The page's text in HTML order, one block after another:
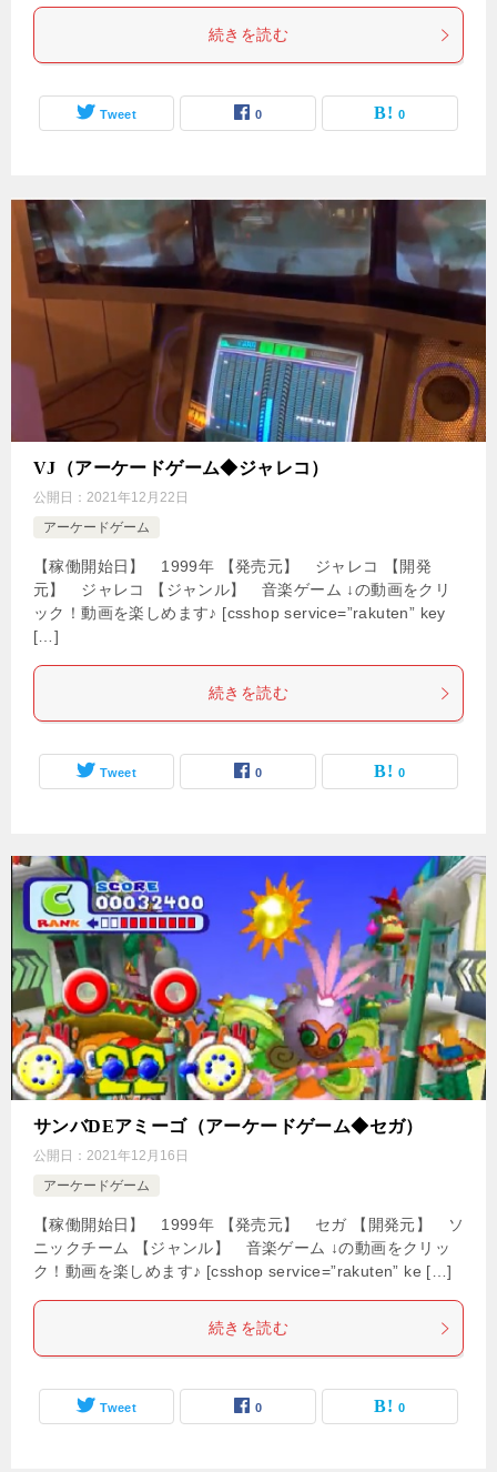
続きを読む
Tweet 0 0
VJ（アーケードゲーム◆ジャレコ）
公開日： 2021年12月22日
アーケードゲーム
【稼働開始日】 1999年 【発売元】 ジャレコ 【開発
元】 ジャレコ 【ジャンル】 音楽ゲーム ↓の動画をクリ
ック！動画を楽しめます♪ [csshop service=”rakuten” key
[…]
続きを読む
Tweet 0 0
サンバDEアミーゴ（アーケードゲーム◆セガ）
公開日： 2021年12月16日
アーケードゲーム
【稼働開始日】 1999年 【発売元】 セガ 【開発元】 ソ
ニックチーム 【ジャンル】 音楽ゲーム ↓の動画をクリッ
ク！動画を楽しめます♪ [csshop service=”rakuten” ke […]
続きを読む
Tweet 0 0